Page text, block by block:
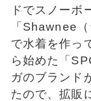
ドでスノーボ
「Shawnee
で水着を作っ
ら始めた「
ガのブランド
たので、拡販